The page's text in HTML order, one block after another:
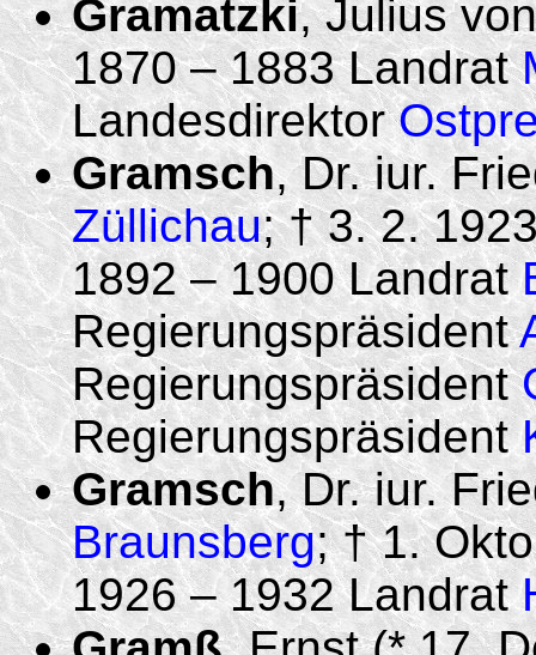
Gramatzki, Julius
1870 – 1883 Landrat
Landesdirektor
Gramsch, Dr. iur.
Züllichau; † 3. 2.
1892 – 1900 Landrat
Regierungspräsident
Regierungspräsident
Regierungspräsident
Gramsch, Dr. iur.
Braunsberg; † 1.
1926 – 1932 Landrat